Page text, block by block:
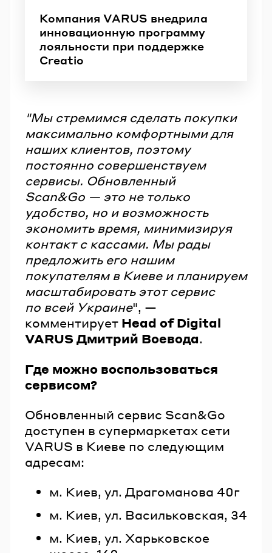
Компания VARUS внедрила
инновационную программу
лояльности при поддержке
Creatio
"Мы стремимся сделать покупки
максимально комфортными для
наших клиентов, поэтому
постоянно совершенствуем
сервисы. Обновленный
Scan&Go — это не только
удобство, но и возможность
экономить время, минимизируя
контакт с кассами. Мы рады
предложить его нашим
покупателям в Киеве и планируем
масштабировать этот сервис
по всей Украине", —
комментирует Head of Digital
VARUS Дмитрий Воевода.
Где можно воспользоваться
сервисом?
Обновленный сервис Scan&Go
доступен в супермаркетах сети
VARUS в Киеве по следующим
адресам:
м. Киев, ул. Драгоманова 40г
м. Киев, ул. Васильковская, 34
м. Киев, ул. Харьковское